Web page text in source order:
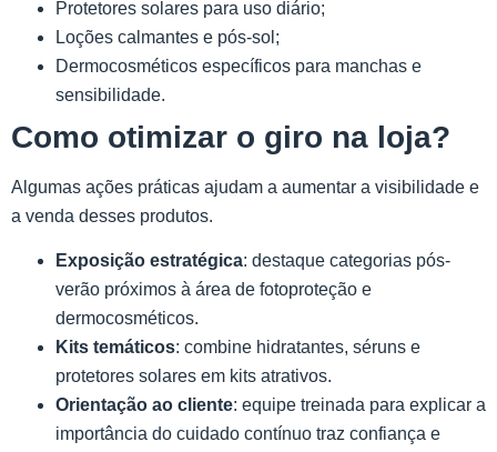
Protetores solares para uso diário;
Loções calmantes e pós-sol;
Dermocosméticos específicos para manchas e
sensibilidade.
Como otimizar o giro na loja?
Algumas ações práticas ajudam a aumentar a visibilidade e
a venda desses produtos.
Exposição estratégica: destaque categorias pós-
verão próximos à área de fotoproteção e
dermocosméticos.
Kits temáticos: combine hidratantes, séruns e
protetores solares em kits atrativos.
Orientação ao cliente: equipe treinada para explicar a
importância do cuidado contínuo traz confiança e